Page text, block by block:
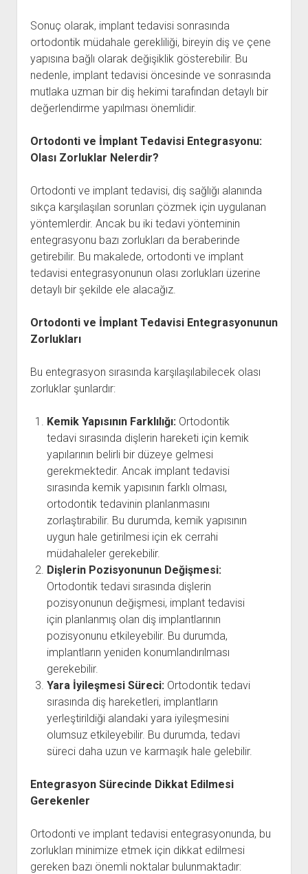
Sonuç olarak, implant tedavisi sonrasında
ortodontik müdahale gerekliliği, bireyin diş ve çene
yapısına bağlı olarak değişiklik gösterebilir. Bu
nedenle, implant tedavisi öncesinde ve sonrasında
mutlaka uzman bir diş hekimi tarafından detaylı bir
değerlendirme yapılması önemlidir.
Ortodonti ve İmplant Tedavisi Entegrasyonu:
Olası Zorluklar Nelerdir?
Ortodonti ve implant tedavisi, diş sağlığı alanında
sıkça karşılaşılan sorunları çözmek için uygulanan
yöntemlerdir. Ancak bu iki tedavi yönteminin
entegrasyonu bazı zorlukları da beraberinde
getirebilir. Bu makalede, ortodonti ve implant
tedavisi entegrasyonunun olası zorlukları üzerine
detaylı bir şekilde ele alacağız.
Ortodonti ve İmplant Tedavisi Entegrasyonunun
Zorlukları
Bu entegrasyon sırasında karşılaşılabilecek olası
zorluklar şunlardır:
Kemik Yapısının Farklılığı: Ortodontik
tedavi sırasında dişlerin hareketi için kemik
yapılarının belirli bir düzeye gelmesi
gerekmektedir. Ancak implant tedavisi
sırasında kemik yapısının farklı olması,
ortodontik tedavinin planlanmasını
zorlaştırabilir. Bu durumda, kemik yapısının
uygun hale getirilmesi için ek cerrahi
müdahaleler gerekebilir.
Dişlerin Pozisyonunun Değişmesi:
Ortodontik tedavi sırasında dişlerin
pozisyonunun değişmesi, implant tedavisi
için planlanmış olan diş implantlarının
pozisyonunu etkileyebilir. Bu durumda,
implantların yeniden konumlandırılması
gerekebilir.
Yara İyileşmesi Süreci: Ortodontik tedavi
sırasında diş hareketleri, implantların
yerleştirildiği alandaki yara iyileşmesini
olumsuz etkileyebilir. Bu durumda, tedavi
süreci daha uzun ve karmaşık hale gelebilir.
Entegrasyon Sürecinde Dikkat Edilmesi
Gerekenler
Ortodonti ve implant tedavisi entegrasyonunda, bu
zorlukları minimize etmek için dikkat edilmesi
gereken bazı önemli noktalar bulunmaktadır: